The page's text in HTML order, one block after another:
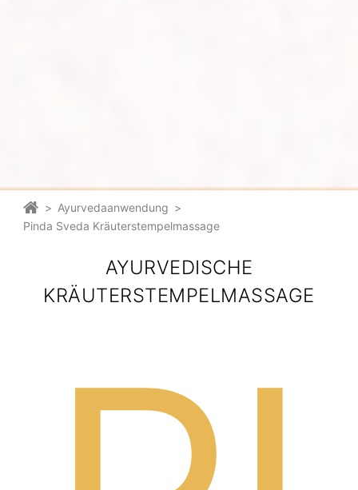
> Ayurvedaanwendung >
Pinda Sveda Kräuterstempelmassage
AYURVEDISCHE
KRÄUTERSTEMPELMASSAGE